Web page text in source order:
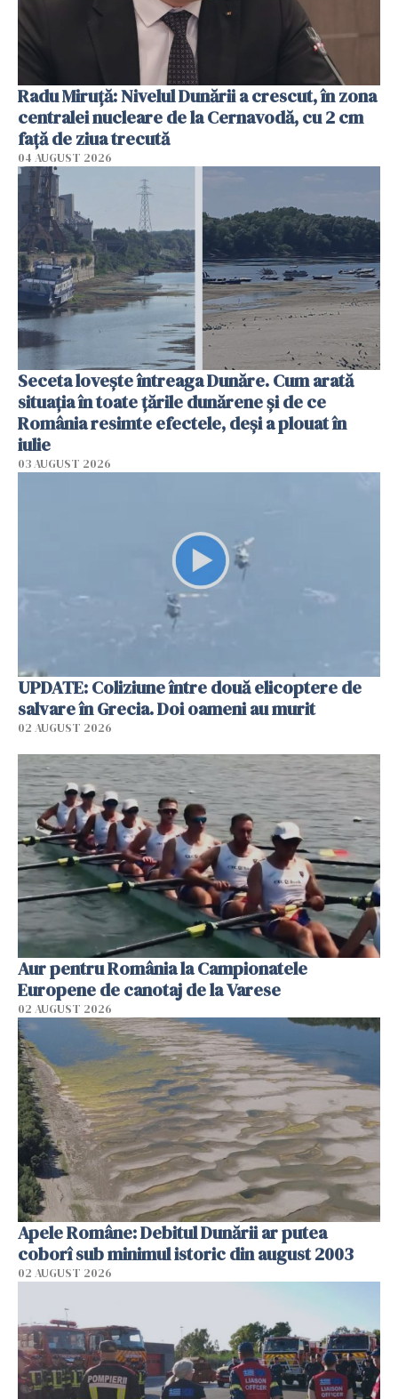
Radu Miruţă: Nivelul Dunării a crescut, în zona
centralei nucleare de la Cernavodă, cu 2 cm
faţă de ziua trecută
04 AUGUST 2026
Seceta lovește întreaga Dunăre. Cum arată
situația în toate țările dunărene și de ce
România resimte efectele, deși a plouat în
iulie
03 AUGUST 2026
UPDATE: Coliziune între două elicoptere de
salvare în Grecia. Doi oameni au murit
02 AUGUST 2026
Aur pentru România la Campionatele
Europene de canotaj de la Varese
02 AUGUST 2026
Apele Române: Debitul Dunării ar putea
coborî sub minimul istoric din august 2003
02 AUGUST 2026